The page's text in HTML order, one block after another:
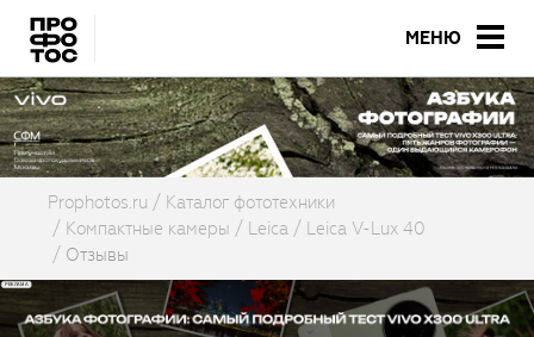
МЕНЮ
Prophotos.ru
Каталог фототехники
Компактные камеры
Leica
Leica V-Lux 40
Отзывы